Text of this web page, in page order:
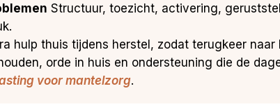
Structuur, toezicht, activering,
hulp thuis tijdens herstel, zodat terugkeer
orde in huis en ondersteuning die de
voor mantelzorg.